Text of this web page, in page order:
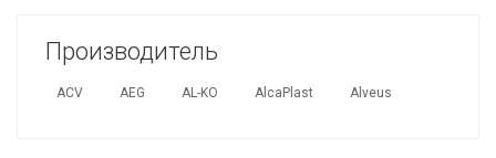
Производитель
ACV AEG AL-KO AlcaPlast Alveus